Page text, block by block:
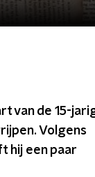
van de 15-
Volgens
hij een paar